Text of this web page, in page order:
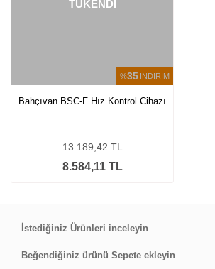
%35 İNDİRİM
TÜKENDİ
Bahçıvan BSC-F Hız Kontrol Cihazı
8.584,11 TL
13.189,42 TL
İstediğiniz Ürünleri inceleyin
Beğendiğiniz ürünü Sepete ekleyin